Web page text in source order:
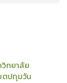
ทยาลัย
ตปทุมวัน